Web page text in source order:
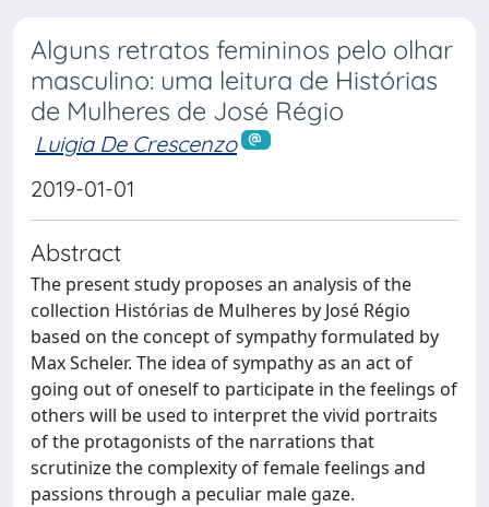
Alguns retratos femininos pelo olhar
masculino: uma leitura de Histórias
de Mulheres de José Régio
Luigia De Crescenzo
2019-01-01
Abstract
The present study proposes an analysis of the
collection Histórias de Mulheres by José Régio
based on the concept of sympathy formulated by
Max Scheler. The idea of sympathy as an act of
going out of oneself to participate in the feelings of
others will be used to interpret the vivid portraits
of the protagonists of the narrations that
scrutinize the complexity of female feelings and
passions through a peculiar male gaze.